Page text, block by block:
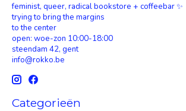
feminist, queer, radical bookstore + coffeebar ✨
trying to bring the margins
to the center
open: woe-zon 10:00-18:00
steendam 42, gent
info@rokko.be
Categorieën